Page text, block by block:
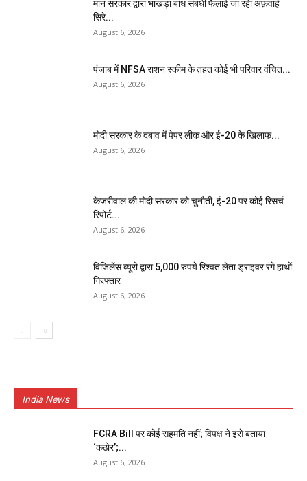
मान सरकार द्वारा भाखड़ा बांध संबंधी फैलाई जा रही अफ़वाहें
सिरे...
August 6, 2026
पंजाब में NFSA राशन स्कीम के तहत कोई भी परिवार वंचित...
August 6, 2026
मोदी सरकार के दबाव में पेपर लीक और ई-20 के खिलाफ...
August 6, 2026
केजरीवाल की मोदी सरकार को चुनौती, ई-20 पर कोई रिसर्च
रिपोर्ट...
August 6, 2026
विजिलेंस ब्यूरो द्वारा 5,000 रुपये रिश्वत लेता ड्राइवर रंगे हाथों
गिरफ्तार
August 6, 2026
India News
FCRA Bill पर कोई सहमति नहीं; विपक्ष ने इसे बताया
‘कठोर’;...
August 6, 2026